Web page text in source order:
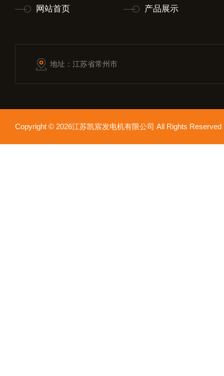
网站首页 产品展示
地址：江苏省常州市
Copyright © 2026江苏凯宸发电机有限公司 All Rights